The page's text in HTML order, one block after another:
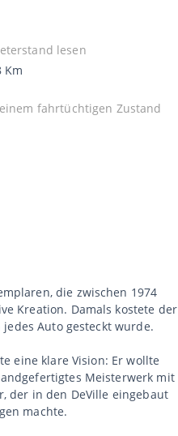
lesen
Km
fahrtüchtigen Zustand
die zwischen 1974
Kreation. Damals kostete der
Auto gesteckt wurde.
eine klare Vision: Er wollte
Meisterwerk mit
der in den DeVille eingebaut
machte.